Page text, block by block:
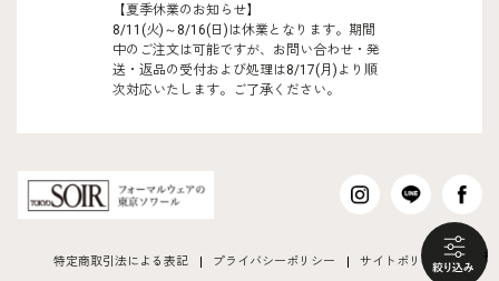
【夏季休業のお知らせ】
8/11(火)～8/16(日)は休業となります。期間
中のご注文は可能ですが、お問い合わせ・発
送・返品の受付および処理は8/17(月)より順
次対応いたします。ご了承ください。
特定商取引法による表記 プライバシーポリシー サイトポリシー